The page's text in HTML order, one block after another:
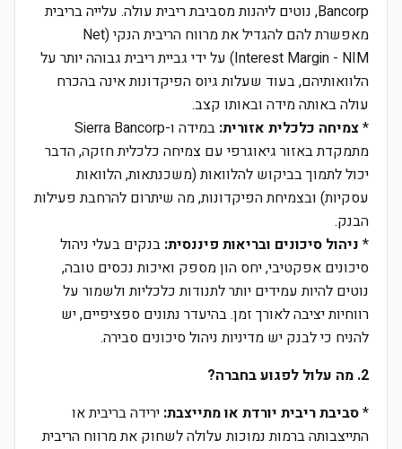
Bancorp, נוטים ליהנות מסביבת ריבית עולה. עלייה בריבית
מאפשרת להם להגדיל את מרווח הריבית הנקי (Net
Interest Margin - NIM) על ידי גביית ריבית גבוהה יותר על
הלוואותיהם, בעוד שעלות גיוס הפיקדונות אינה בהכרח
עולה באותה מידה ובאותו קצב.
*צמיחה כלכלית אזורית:
במידה ו-Sierra Bancorp
מתמקדת באזור גיאוגרפי עם צמיחה כלכלית חזקה, הדבר
יכול לתמוך בביקוש להלוואות (משכנתאות, הלוואות
עסקיות) ובצמיחת הפיקדונות, מה שיתרום להרחבת פעילות
הבנק.
* ניהול סיכונים ובריאות פיננסית: בנקים בעלי ניהול
סיכונים אפקטיבי, יחס הון מספק ואיכות נכסים טובה,
נוטים להיות עמידים יותר לתנודות כלכליות ולשמור על
רווחיות יציבה לאורך זמן. בהיעדר נתונים ספציפיים, יש
להניח כי לבנק יש מדיניות ניהול סיכונים סבירה.
2. מה עלול לפגוע בחברה?
*סביבת ריבית יורדת או מתייצבת: ירידה בריבית או
התייצבותה ברמות נמוכות עלולה לשחוק את מרווח הריבית